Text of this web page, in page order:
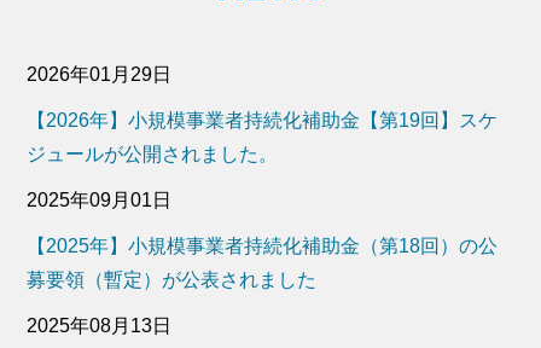
2026年01月29日
【2026年】小規模事業者持続化補助金【第19回】スケ
ジュールが公開されました。
2025年09月01日
【2025年】小規模事業者持続化補助金（第18回）の公
募要領（暫定）が公表されました
2025年08月13日